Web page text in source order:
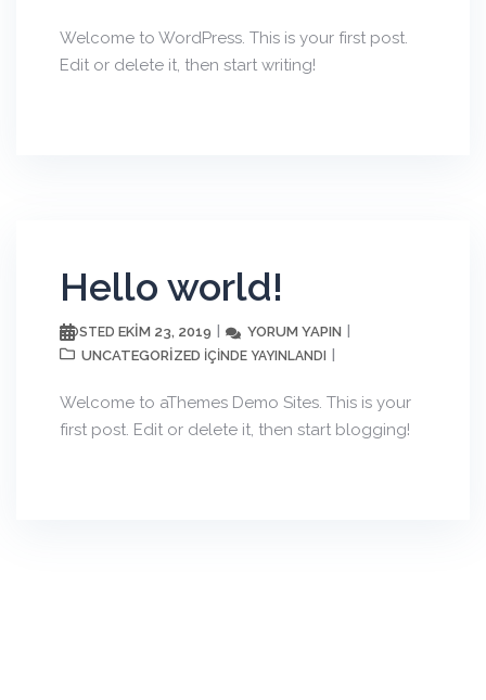
Welcome to WordPress. This is your first post.
Edit or delete it, then start writing!
Hello world!
POSTED EKIM 23, 2019
YORUM YAPIN
UNCATEGORIZED IÇINDE YAYINLANDI
Welcome to aThemes Demo Sites. This is your
first post. Edit or delete it, then start blogging!